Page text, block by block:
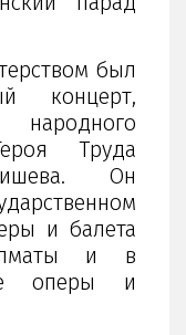
был
концерт,
народного
Труда
Он
и балета
и в
оперы и